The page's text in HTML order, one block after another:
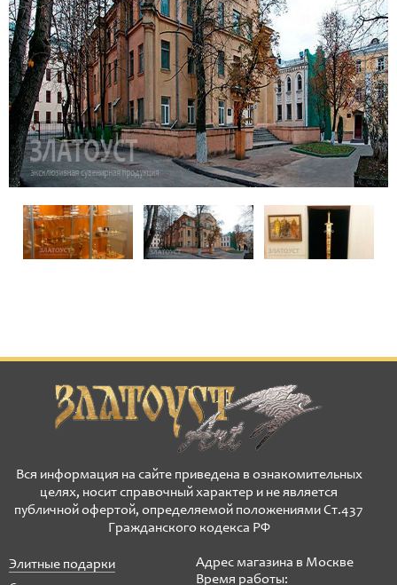
Вся информация на сайте приведена в ознакомительных
целях, носит справочный характер и не является
публичной офертой, определяемой положениями Ст.437
Гражданского кодекса РФ
Элитные подарки
Адрес магазина в Москве
Время работы: